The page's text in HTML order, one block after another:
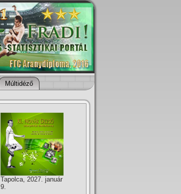
Múltidéző
Tapolca, 2027. január
9.